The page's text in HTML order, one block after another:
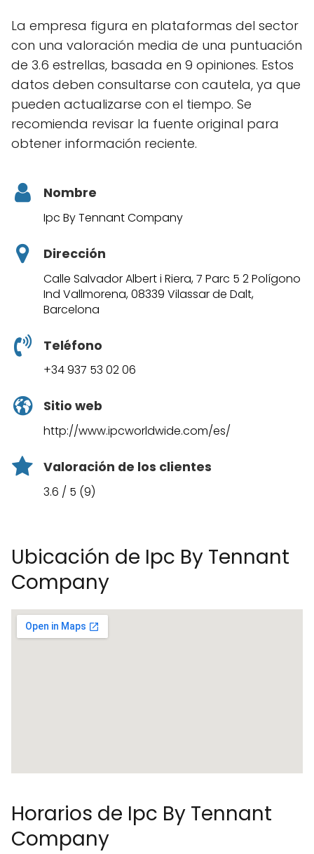
La empresa figura en plataformas del sector
con una valoración media de una puntuación
de 3.6 estrellas, basada en 9 opiniones. Estos
datos deben consultarse con cautela, ya que
pueden actualizarse con el tiempo. Se
recomienda revisar la fuente original para
obtener información reciente.
Nombre
Ipc By Tennant Company
Dirección
Calle Salvador Albert i Riera, 7 Parc 5 2 Polígono
Ind Vallmorena, 08339 Vilassar de Dalt,
Barcelona
Teléfono
+34 937 53 02 06
Sitio web
http://www.ipcworldwide.com/es/
Valoración de los clientes
3.6 / 5 (9)
Ubicación de Ipc By Tennant
Company
Horarios de Ipc By Tennant
Company